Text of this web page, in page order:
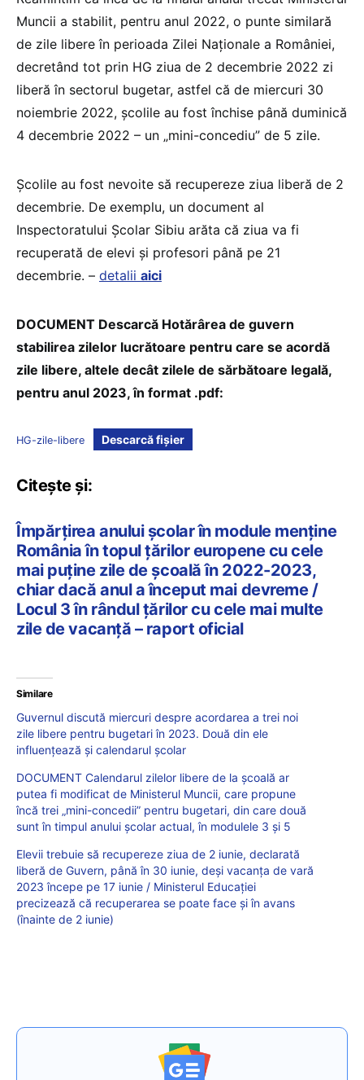
Muncii a stabilit, pentru anul 2022, o punte similară
de zile libere în perioada Zilei Naționale a României,
decretând tot prin HG ziua de 2 decembrie 2022 zi
liberă în sectorul bugetar, astfel că de miercuri 30
noiembrie 2022, școlile au fost închise până duminică
4 decembrie 2022 – un „mini-concediu” de 5 zile.
Școlile au fost nevoite să recupereze ziua liberă de 2
decembrie. De exemplu, un document al
Inspectoratului Școlar Sibiu arăta că ziua va fi
recuperată de elevi și profesori până pe 21
decembrie. – detalii aici
DOCUMENT Descarcă Hotărârea de guvern
stabilirea zilelor lucrătoare pentru care se acordă
zile libere, altele decât zilele de sărbătoare legală,
pentru anul 2023, în format .pdf:
HG-zile-libere Descarcă fișier
Citește și:
Împărțirea anului școlar în module menține
România în topul țărilor europene cu cele
mai puține zile de școală în 2022-2023,
chiar dacă anul a început mai devreme /
Locul 3 în rândul țărilor cu cele mai multe
zile de vacanță – raport oficial
Similare
Guvernul discută miercuri despre acordarea a trei noi
zile libere pentru bugetari în 2023. Două din ele
influențează și calendarul școlar
DOCUMENT Calendarul zilelor libere de la școală ar
putea fi modificat de Ministerul Muncii, care propune
încă trei „mini-concedii” pentru bugetari, din care două
sunt în timpul anului școlar actual, în modulele 3 și 5
Elevii trebuie să recupereze ziua de 2 iunie, declarată
liberă de Guvern, până în 30 iunie, deși vacanța de vară
2023 începe pe 17 iunie / Ministerul Educației
precizează că recuperarea se poate face și în avans
(înainte de 2 iunie)